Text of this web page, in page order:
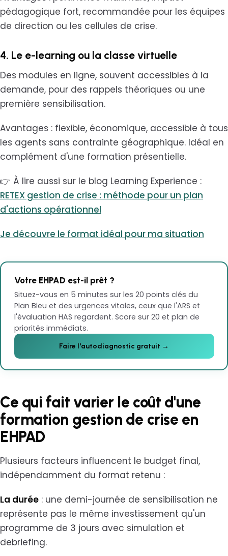
pédagogique fort, recommandée pour les équipes
de direction ou les cellules de crise.
4. Le e-learning ou la classe virtuelle
Des modules en ligne, souvent accessibles à la
demande, pour des rappels théoriques ou une
première sensibilisation.
Avantages : flexible, économique, accessible à tous
les agents sans contrainte géographique. Idéal en
complément d'une formation présentielle.
👉 À lire aussi sur le blog Learning Experience :
RETEX gestion de crise : méthode pour un plan
d'actions opérationnel
Je découvre le format idéal pour ma situation
Votre EHPAD est-il prêt ?
Situez-vous en 5 minutes sur les 20 points clés du
Plan Bleu et des urgences vitales, ceux que l'ARS et
l'évaluation HAS regardent. Score sur 20 et plan de
priorités immédiats.
Faire l'autodiagnostic gratuit →
Ce qui fait varier le coût d'une
formation gestion de crise en
EHPAD
Plusieurs facteurs influencent le budget final,
indépendamment du format retenu :
La durée : une demi-journée de sensibilisation ne
représente pas le même investissement qu'un
programme de 3 jours avec simulation et
debriefing.